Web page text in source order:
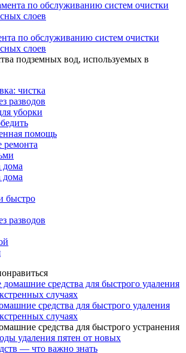
по обслуживанию систем очистки
слоев
подземных вод, используемых в
чистка
разводов
уборки
помощь
ремонта
дома
дома
быстро
разводов
средства для быстрого удаления
случаях
средства для быстрого устранения